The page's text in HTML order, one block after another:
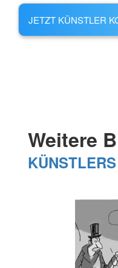
JETZT KÜNSTLER
Weitere
KÜNSTLERS